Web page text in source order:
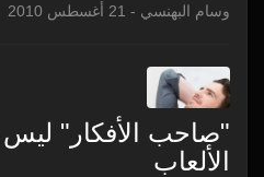
وسام البهنسي - 21 أغسطس 2010
"صاحب الأفكار"
الألعاب